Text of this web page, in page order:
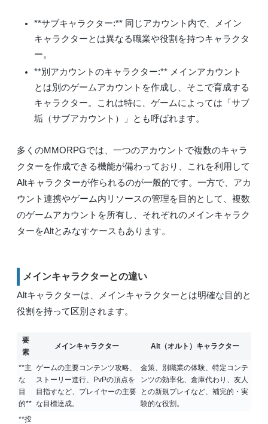
**サブキャラクター:**同じアカウント内で、メイン
キャラクターとは異なる職業や役割を持つキャラクタ
ー。
**別アカウントのキャラクター:**メインアカウント
とは別のゲームアカウントを作成し、そこで育成する
キャラクター。これは特に、ゲームによっては「サブ
垢（サブアカウント）」とも呼ばれます。
多くのMMORPGでは、一つのアカウントで複数のキャラ
クターを作成できる機能が備わっており、これを利用して
Altキャラクターが作られるのが一般的です。一方で、アカ
ウント連携やゲーム内リソースの管理を目的として、複数
のゲームアカウントを所有し、それぞれのメインキャラク
ターをAltとみなすケースもあります。
メインキャラクターとの違い
Altキャラクターは、メインキャラクターとは明確な目的と
役割を持って区別されます。
要
素
メインキャラクター Alt（オルト）キャラクター
**主
な
目
的**
ゲームの主要コンテンツ攻略、
ストーリー進行、PvPの頂点を
目指すなど、 プレイヤーの主要
な目標達成。
金策、別職業の体験、特定コンテ
ンツの効率化、倉庫代わり、友人
との新規プレイなど、 補完的・実
験的な役割 。
**投